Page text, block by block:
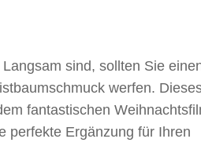
sind, sollten Sie
werfen.
fantastischen
perfekte Ergänzung für Ihren